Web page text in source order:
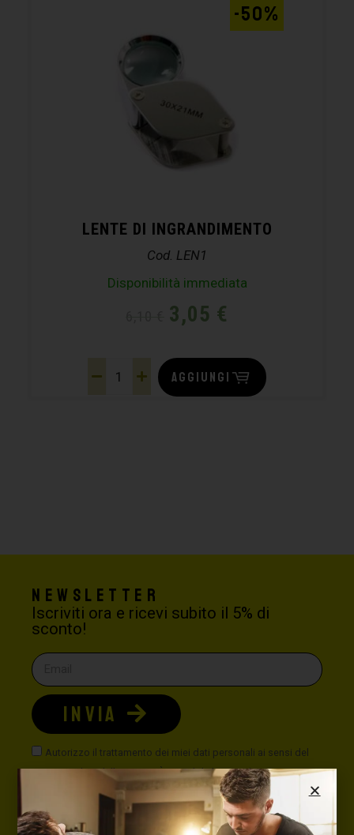
LENTE DI INGRANDIMENTO
Cod. LEN1
Disponibilità immediata
3,05 €
-50%
AGGIUNGI
Newsletter
Iscriviti ora e ricevi subito il 5% di
sconto!
Autorizzo il trattamento dei miei dati personali ai sensi del
Nuovo Codice della Privacy. È possibile leggere la nostra
politica sulla privacy
INVIA